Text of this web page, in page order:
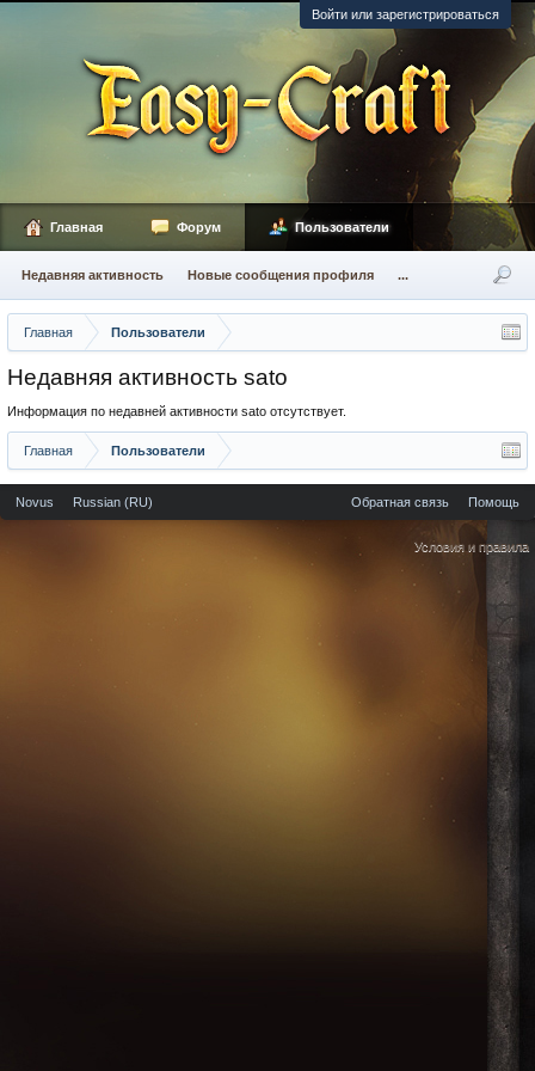
Войти или зарегистрироваться
Главная Пользователи
Недавняя активность sato
Информация по недавней активности sato отсутствует.
Главная Пользователи
Главная Форум Пользователи
Недавняя активность Новые сообщения профиля ...
Novus Russian (RU) Обратная связь Помощь
Условия и правила